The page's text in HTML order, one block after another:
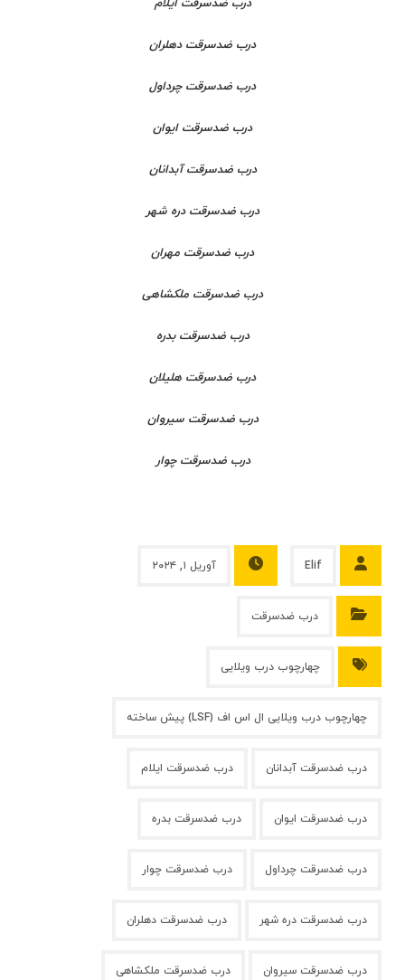
درب ضدسرقت ایلام
درب ضدسرقت دهلران
درب ضدسرقت چرداول
درب ضدسرقت ایوان
درب ضدسرقت آبدانان
درب ضدسرقت دره شهر
درب ضدسرقت مهران
درب ضدسرقت ملکشاهی
درب ضدسرقت بدره
درب ضدسرقت هلیلان
درب ضدسرقت سیروان
درب ضدسرقت چوار
Elif آوریل ۱, ۲۰۲۴
درب ضدسرقت
چهارچوب درب ویلایی
چهارچوب درب ویلایی ال اس اف (LSF) پیش ساخته
درب ضدسرقت آبدانان درب ضدسرقت ایلام
درب ضدسرقت ایوان درب ضدسرقت بدره
درب ضدسرقت چرداول درب ضدسرقت چوار
درب ضدسرقت دره شهر درب ضدسرقت دهلران
درب ضدسرقت سیروان درب ضدسرقت ملکشاهی